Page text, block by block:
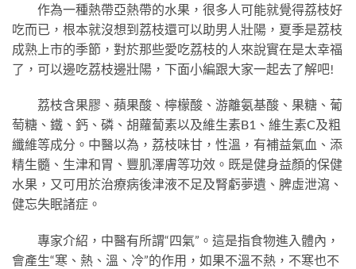
作為一種熱帶亞熱帶的水果，很多人可能就覺得荔枝好
吃而已，根本就沒想到荔枝還可以助男人壯陽，夏季是荔枝
成熟上市的季節，對於那些愛吃荔枝的人來說實在是太幸福
了，可以邊吃荔枝邊壯陽，下面小編跟大家一起去了解吧!
荔枝含果膠、蘋果酸、檸檬酸、游離氨基酸、果糖、葡
萄糖、鐵、鈣、磷、胡蘿蔔素以及維生素B1、維生素C及粗
纖維等成分。中醫以為，荔枝味甘，性溫，有補益氣血、添
精生髓、生津和胃、豐肌澤膚等功效。既是健身益顏的保健
水果，又可用於治療病後津液不足及腎虧夢遺、脾虛泄瀉、
健忘失眠諸症。
專家介紹，中醫有所謂“四氣”。這是指食物進入體內，
會產生“寒、熱、溫、冷”的作用，如果不溫不熱，不寒也不